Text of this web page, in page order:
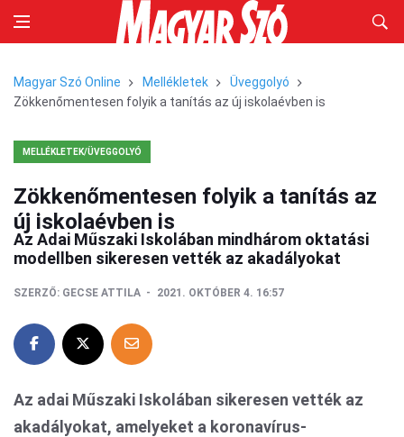
Magyar Szó Online Mellékletek
Üveggolyó
Zökkenőmentesen folyik a tanítás az új iskolaévben is
MELLÉKLETEK/ÜVEGGOLYÓ
Zökkenőmentesen folyik a tanítás az
új iskolaévben is
Az Adai Műszaki Iskolában mindhárom oktatási
modellben sikeresen vették az akadályokat
SZERZŐ: GECSE ATTILA 2021. OKTÓBER 4. 16:57
Az adai Műszaki Iskolában sikeresen vették az
akadályokat, amelyeket a koronavírus-